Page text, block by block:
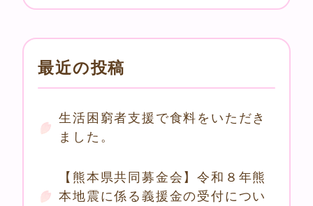
最近の投稿
生活困窮者支援で食料をいただき
ました。
【熊本県共同募金会】令和８年熊
本地震に係る義援金の受付につい